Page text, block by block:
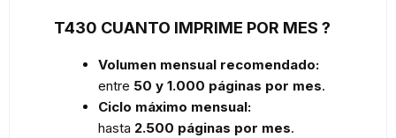
T430 CUANTO IMPRIME POR MES ?
Volumen mensual recomendado:
entre 50 y 1.000 páginas por mes.
Ciclo máximo mensual:
hasta 2.500 páginas por mes.